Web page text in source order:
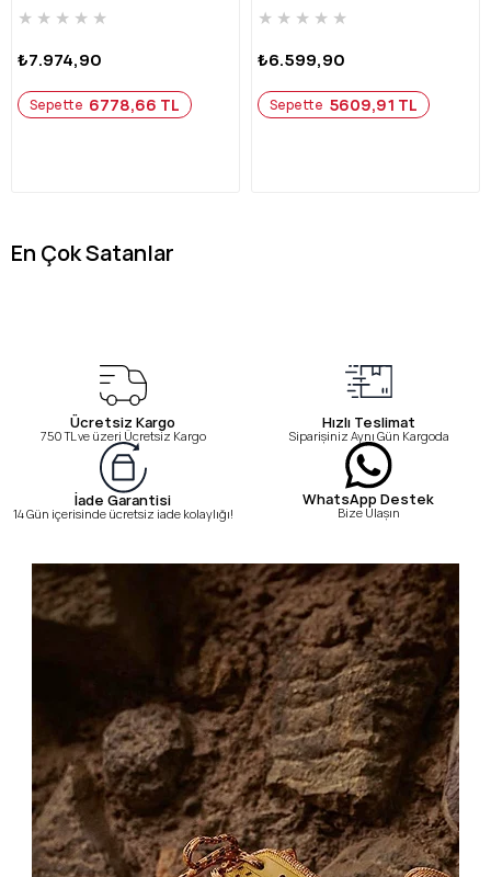
★ ★ ★ ★ ★
₺7.974,90
Sepette 6778,66 TL
★ ★ ★ ★ ★
₺6.599,90
Sepette 5609,91 TL
En Çok Satanlar
Ücretsiz Kargo
750 TL ve üzeri Ücretsiz Kargo
Hızlı Teslimat
Siparişiniz Aynı Gün Kargoda
İade Garantisi
14 Gün içerisinde ücretsiz iade kolaylığı!
WhatsApp Destek
Bize Ulaşın